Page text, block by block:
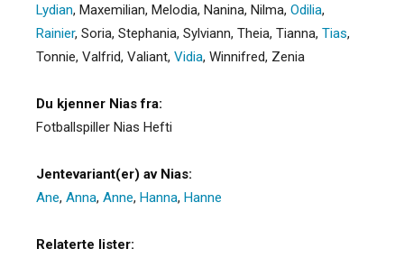
Lydian, Maxemilian, Melodia, Nanina, Nilma, Odilia,
Rainier, Soria, Stephania, Sylviann, Theia, Tianna, Tias,
Tonnie, Valfrid, Valiant, Vidia, Winnifred, Zenia
Du kjenner Nias fra:
Fotballspiller Nias Hefti
Jentevariant(er) av Nias:
Ane, Anna, Anne, Hanna, Hanne
Relaterte lister: